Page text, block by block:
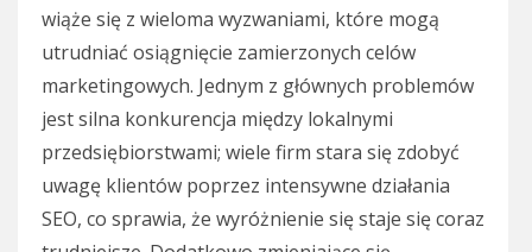
wiąże się z wieloma wyzwaniami, które mogą
utrudniać osiągnięcie zamierzonych celów
marketingowych. Jednym z głównych problemów
jest silna konkurencja między lokalnymi
przedsiębiorstwami; wiele firm stara się zdobyć
uwagę klientów poprzez intensywne działania
SEO, co sprawia, że wyróżnienie się staje się coraz